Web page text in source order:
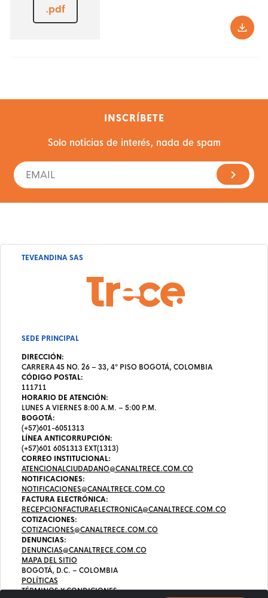
.pdf
INSCRÍBETE
Solo noticias de interés, nada de spam
TEVEANDINA SAS
SEDE PRINCIPAL
DIRECCIÓN:
CARRERA 45 NO. 26 – 33, 4º PISO BOGOTÁ, COLOMBIA
CÓDIGO POSTAL:
111711
HORARIO DE ATENCIÓN:
LUNES A VIERNES 8:00 A.M. – 5:00 P.M.
BOGOTÁ:
(+57)601-6051313
LÍNEA ANTICORRUPCIÓN:
(+57)601 6051313 EXT(1313)
CORREO INSTITUCIONAL:
ATENCIONALCIUDADANO@CANALTRECE.COM.CO
NOTIFICACIONES:
NOTIFICACIONES@CANALTRECE.COM.CO
FACTURA ELECTRÓNICA:
RECEPCIONFACTURAELECTRONICA@CANALTRECE.COM.CO
COTIZACIONES:
COTIZACIONES@CANALTRECE.COM.CO
DENUNCIAS:
DENUNCIAS@CANALTRECE.COM.CO
MAPA DEL SITIO
BOGOTÁ, D.C. – COLOMBIA
POLÍTICAS
TÉRMINOS Y CONDICIONES